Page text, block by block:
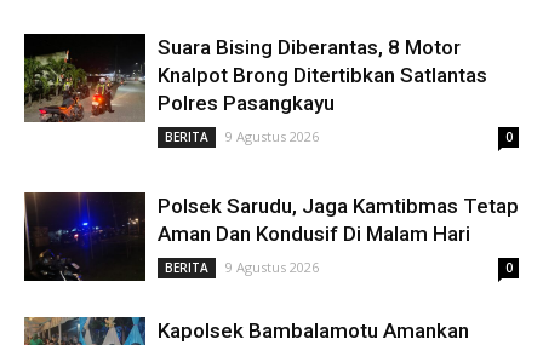
Suara Bising Diberantas, 8 Motor
Knalpot Brong Ditertibkan Satlantas
Polres Pasangkayu
BERITA 9 Agustus 2026 0
Polsek Sarudu, Jaga Kamtibmas Tetap
Aman Dan Kondusif Di Malam Hari
BERITA 9 Agustus 2026 0
Kapolsek Bambalamotu Amankan